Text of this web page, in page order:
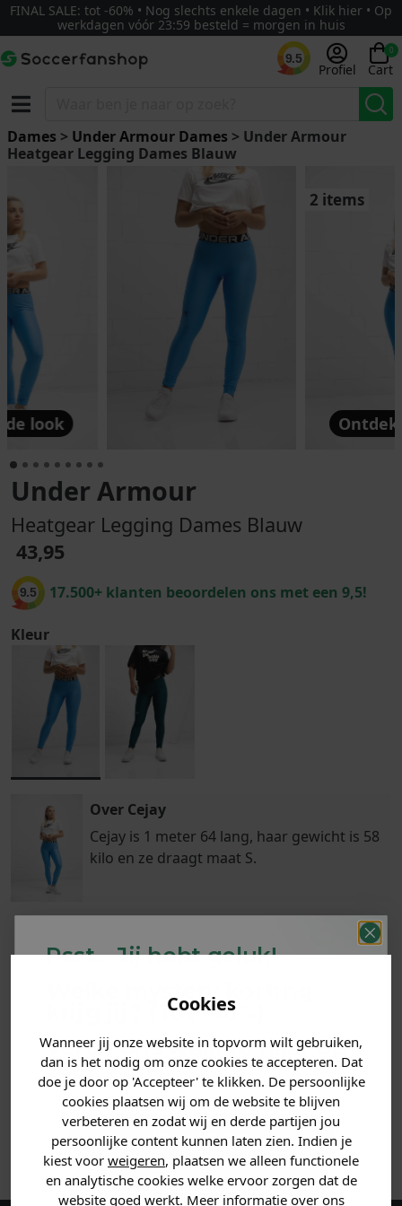
Cookies
Wanneer jij onze website in topvorm wilt gebruiken,
dan is het nodig om onze cookies te accepteren. Dat
doe je door op 'Accepteer' te klikken. De persoonlijke
cookies plaatsen wij om de website te blijven
verbeteren en zodat wij en derde partijen jou
persoonlijke content kunnen laten zien. Indien je
kiest voor weigeren, plaatsen we alleen functionele
en analytische cookies welke ervoor zorgen dat de
website goed werkt. Meer informatie over ons
FINAL SALE: tot -60% • Nog slechts enkele dagen • Klik hier • Op
werkdagen vóór 23:59 besteld = morgen in huis
9.5
Profiel
0
Cart
Dames > Under Armour Dames > Under Armour
Heatgear Legging Dames Blauw
de look
2 items
Under Armour
Heatgear Legging Dames Blauw
43,95
9.5 17.500+ klanten beoordelen ons met een 9,5!
Kleur
Over Cejay
Cejay is 1 meter 64 lang, haar gewicht is 58
kilo en ze draagt maat S.
PRODUCTINFORMATIE
MATERIAAL & WASVOORSCHRIFT
ANDERE BESTELDEN OOK
Psst... Jij hebt geluk!
Welke mystery
krijg jij? (Tot-30%
Vertel ons waar je naar op
zoek bent. 👇
Heren kleding
Dames kleding